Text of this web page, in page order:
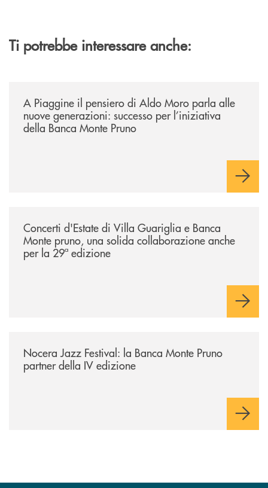
Ti potrebbe interessare anche:
A Piaggine il pensiero di Aldo Moro parla alle
nuove generazioni: successo per l’iniziativa
della Banca Monte Pruno
Concerti d'Estate di Villa Guariglia e Banca
Monte pruno, una solida collaborazione anche
per la 29ª edizione
Nocera Jazz Festival: la Banca Monte Pruno
partner della IV edizione